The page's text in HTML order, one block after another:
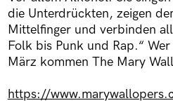
die Unterdrückten, zeigen
Mittelfinger und verbinden
Folk bis Punk und Rap.“
März kommen The Mary
https://